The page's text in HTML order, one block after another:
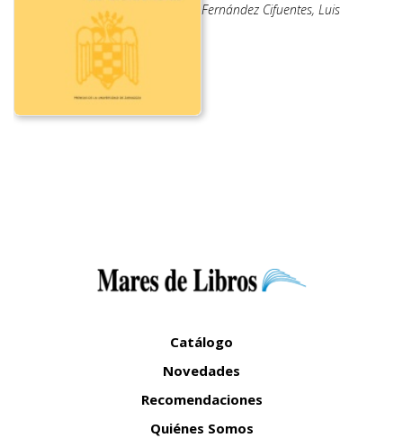
Fernández Cifuentes, Luis
Catálogo
Novedades
Recomendaciones
Quiénes Somos